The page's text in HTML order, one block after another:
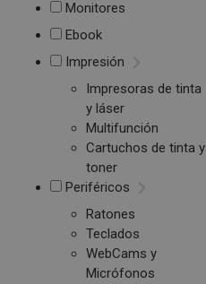
Monitores
Ebook
Impresión
Impresoras de tinta
y láser
Multifunción
Cartuchos de tinta y
toner
Periféricos
Ratones
Teclados
WebCams y
Micrófonos